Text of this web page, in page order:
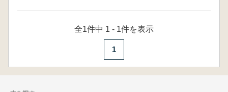
全1件中 1 - 1件を表示
1